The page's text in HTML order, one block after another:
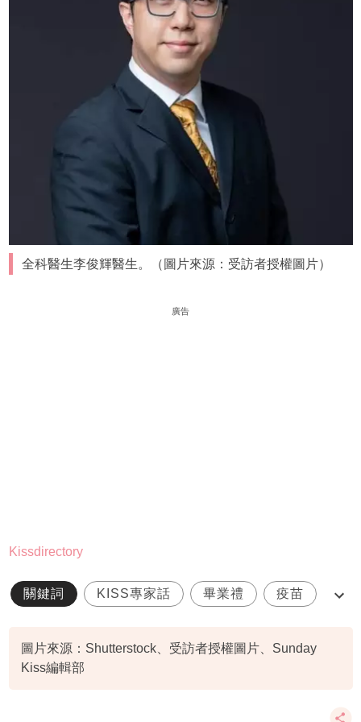
全科醫生李俊輝醫生。（圖片來源：受訪者授權圖片）
廣告
Kissdirectory
關鍵詞 KISS專家話 畢業禮 疫苗
圖片來源：Shutterstock、受訪者授權圖片、Sunday
Kiss編輯部